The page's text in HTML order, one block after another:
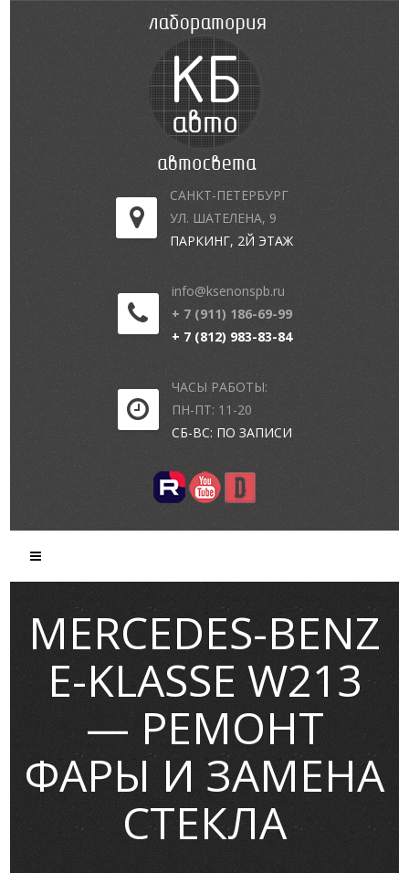
САНКТ-ПЕТЕРБУРГ
УЛ. ШАТЕЛЕНА, 9
ПАРКИНГ, 2Й ЭТАЖ
info@ksenonspb.ru
+ 7 (911) 186-69-99
+ 7 (812) 983-83-84
ЧАСЫ РАБОТЫ:
ПН-ПТ: 11-20
СБ-ВС: ПО ЗАПИСИ
MERCEDES-BENZ
E-KLASSE W213
— РЕМОНТ
ФАРЫ И ЗАМЕНА
СТЕКЛА